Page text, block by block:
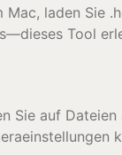
laden Sie
Tool
Sie auf Dateien